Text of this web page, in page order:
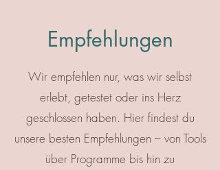
Empfehlungen
Wir empfehlen nur, was wir selbst
erlebt, getestet oder ins Herz
geschlossen haben. Hier findest du
unsere besten Empfehlungen – von Tools
über Programme bis hin zu